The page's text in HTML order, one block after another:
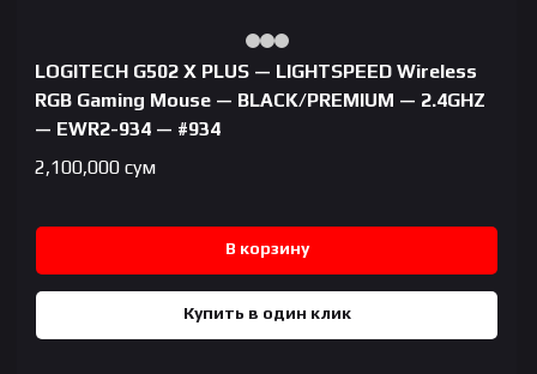
LOGITECH G502 X PLUS — LIGHTSPEED Wireless
RGB Gaming Mouse — BLACK/PREMIUM — 2.4GHZ
— EWR2-934 — #934
2,100,000 сум
В корзину
Купить в один клик